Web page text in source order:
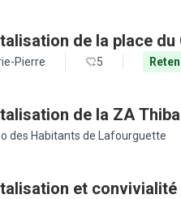
de la place du
Pierre 5
de la ZA
des Habitants de Lafourguette
et